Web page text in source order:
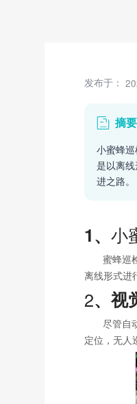
发布于：
摘要
小蜜蜂
是以离
进之路。
1、小
蜜蜂巡
离线形式进
2、视
尽管自
定位，无人